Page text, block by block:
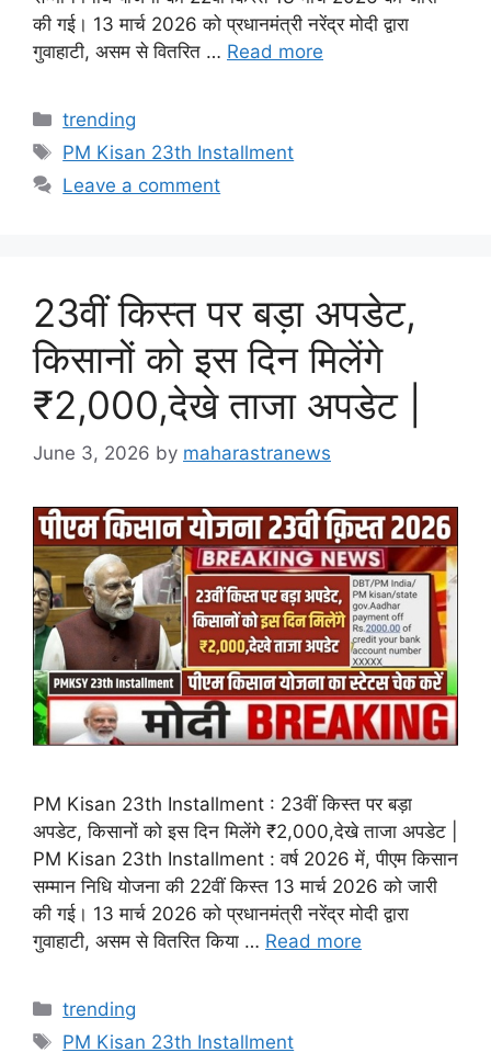
की गई। 13 मार्च 2026 को प्रधानमंत्री नरेंद्र मोदी द्वारा
गुवाहाटी, असम से वितरित … Read more
Categories
trending
Tags
PM Kisan 23th Installment
Leave a comment
23वीं किस्त पर बड़ा अपडेट,
किसानों को इस दिन मिलेंगे
₹2,000,देखे ताजा अपडेट |
June 3, 2026 by maharastranews
PM Kisan 23th Installment : 23वीं किस्त पर बड़ा
अपडेट, किसानों को इस दिन मिलेंगे ₹2,000,देखे ताजा अपडेट |
PM Kisan 23th Installment : वर्ष 2026 में, पीएम किसान
सम्मान निधि योजना की 22वीं किस्त 13 मार्च 2026 को जारी
की गई। 13 मार्च 2026 को प्रधानमंत्री नरेंद्र मोदी द्वारा
गुवाहाटी, असम से वितरित किया … Read more
Categories
trending
Tags
PM Kisan 23th Installment